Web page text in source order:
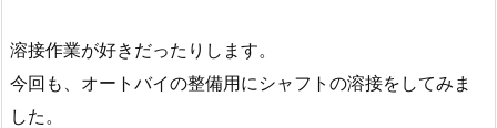
溶接作業が好きだったりします。
今回も、オートバイの整備用にシャフトの溶接をしてみま
した。